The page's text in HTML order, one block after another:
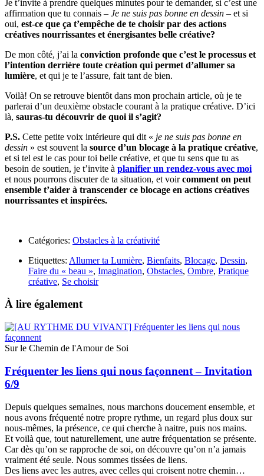
Je t’invite à prendre quelques minutes pour te demander, si c’est une
affirmation que tu connais – Je ne suis pas bonne en dessin – et si
oui, est-ce que ça t’empêche de te choisir par des actions
créatives nourrissantes et énergisantes belle créative?
De mon côté, j’ai la conviction profonde que c’est le processus et
l’intention derrière toute création qui permet d’allumer sa
lumière, et qui je te l’assure, fait tant de bien.
Voilà! On se retrouve bientôt dans mon prochain article, où je te
parlerai d’un deuxième obstacle courant à la pratique créative. D’ici
là, sauras-tu découvrir de quoi il s’agit?
P.S. Cette petite voix intérieure qui dit « je ne suis pas bonne en
dessin » est souvent la source d’un blocage à la pratique créative,
et si tel est le cas pour toi belle créative, et que tu sens que tu as
besoin de soutien, je t’invite à planifier un rendez-vous avec moi
et nous pourrons discuter de ta situation, et voircomment on peut
ensemble t’aider à transcender ce blocage en actions créatives
nourrissantes et inspirées.
Catégories: Obstacles à la créativité
Etiquettes: Allumer ta Lumière, Bienfaits, Blocage, Dessin,
Faire du « beau », Imagination, Obstacles, Ombre, Pratique
créative, Se choisir
À lire également
Sur le Chemin de l'Amour de Soi
Fréquenter les liens qui nous façonnent – Invitation
6/9
Depuis quelques semaines, nous marchons doucement ensemble, et
nous avons fréquenté notre propre rythme, un regard plus doux sur
nous-mêmes, la présence, ce qui cherche à naitre, puis nos mains.
Et voilà que, tout naturellement, une autre fréquentation se présente.
Car dès qu’on se rapproche de soi, on découvre qu’on n’a jamais
vraiment été seule. Nous sommes tissées de liens.
Des liens avec les autres, avec celles qui croisent notre chemin…